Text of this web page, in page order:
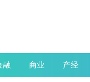
融 商业 产经